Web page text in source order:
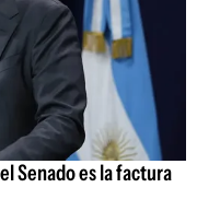
Senado es la factura